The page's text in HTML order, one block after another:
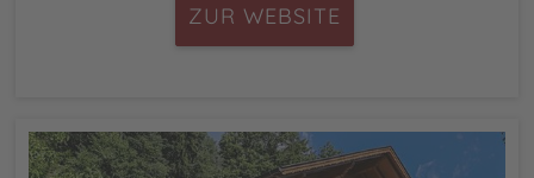
ZUR WEBSITE